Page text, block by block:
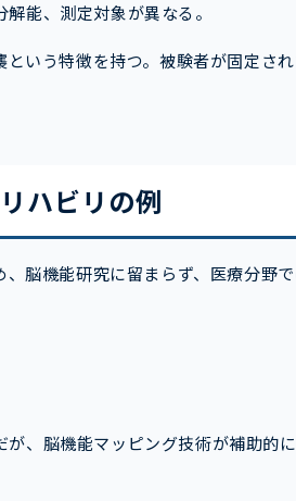
能、測定対象が異なる。
いう特徴を持つ。被験者が固定さ
ハビリの例
脳機能研究に留まらず、医療分野
、脳機能マッピング技術が補助的